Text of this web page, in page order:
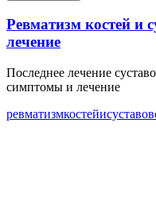
Ревматизм костей и
лечение
Последнее лечение
симптомы и лечение
ревматизмкостейисуставов